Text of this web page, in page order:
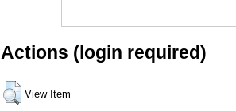
Actions (login required)
View Item